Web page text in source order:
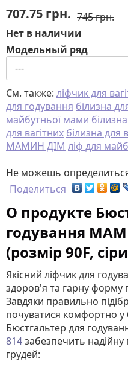
707.75 грн. 745 грн.
Нет в наличии
Модельный ряд
См. также: ліфчик для
для годування білизна
майбутньої мами
для вагітних білизна для
МАМИН ДІМ ліф для
Не можешь
Поделиться
О продукте
годування
(розмір 90F,
Якісний ліфчик для
здоров'я та гарну форму
Завдяки правильно
почуватися комфортно у
Бюстгальтер для
814забезпечить надійну
грудей: